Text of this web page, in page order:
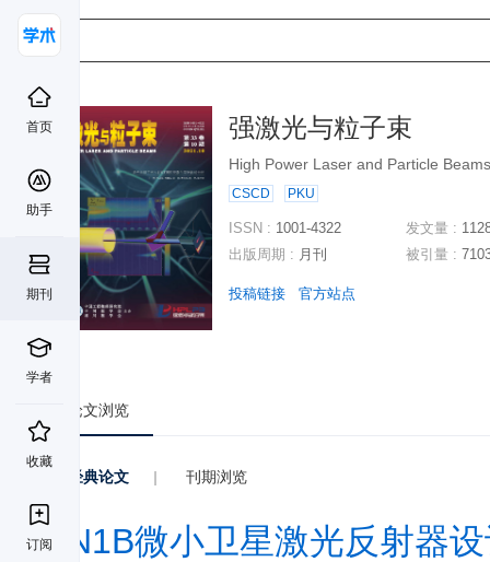
首页
助手
期刊
学者
收藏
订阅
强激光与粒子束
High Power Laser and Particle Beams
CSCD PKU
ISSN : 1001-4322
出版周期 : 月刊
发文量 :
被引量 :
投稿链接 官方站点
论文浏览
经典论文 | 刊期浏览
PN1B微小卫星激光反射器